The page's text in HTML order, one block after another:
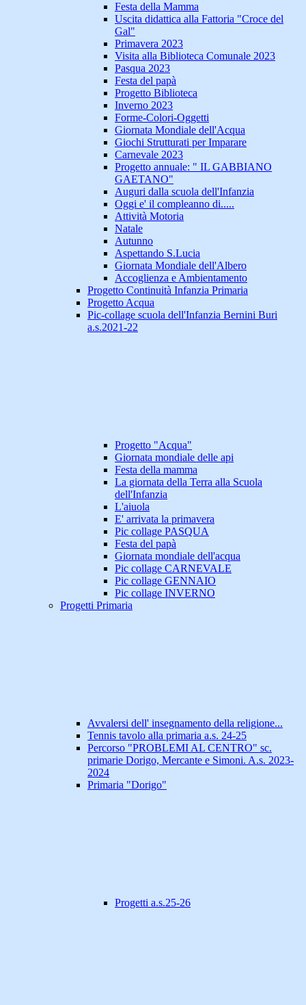
Festa della Mamma
Uscita didattica alla Fattoria "Croce del
Gal"
Primavera 2023
Visita alla Biblioteca Comunale 2023
Pasqua 2023
Festa del papà
Progetto Biblioteca
Inverno 2023
Forme-Colori-Oggetti
Giornata Mondiale dell'Acqua
Giochi Strutturati per Imparare
Carnevale 2023
Progetto annuale: " IL GABBIANO
GAETANO"
Auguri dalla scuola dell'Infanzia
Oggi e' il compleanno di.....
Attività Motoria
Natale
Autunno
Aspettando S.Lucia
Giornata Mondiale dell'Albero
Accoglienza e Ambientamento
Progetto Continuità Infanzia Primaria
Progetto Acqua
Pic-collage scuola dell'Infanzia Bernini Buri
a.s.2021-22
Progetto "Acqua"
Giornata mondiale delle api
Festa della mamma
La giornata della Terra alla Scuola
dell'Infanzia
L'aiuola
E' arrivata la primavera
Pic collage PASQUA
Festa del papà
Giornata mondiale dell'acqua
Pic collage CARNEVALE
Pic collage GENNAIO
Pic collage INVERNO
Progetti Primaria
Avvalersi dell' insegnamento della religione...
Tennis tavolo alla primaria a.s. 24-25
Percorso "PROBLEMI AL CENTRO" sc.
primarie Dorigo, Mercante e Simoni. A.s. 2023-
2024
Primaria "Dorigo"
Progetti a.s.25-26